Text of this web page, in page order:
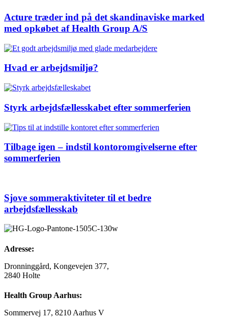
Acture træder ind på det skandinaviske marked
med opkøbet af Health Group A/S
Hvad er arbejdsmiljø?
Styrk arbejdsfællesskabet efter sommerferien
Tilbage igen – indstil kontoromgivelserne efter
sommerferien
Sjove sommeraktiviteter til et bedre
arbejdsfællesskab
Adresse:
Dronninggård, Kongevejen 377,
2840 Holte
Health Group Aarhus:
Sommervej 17, 8210 Aarhus V